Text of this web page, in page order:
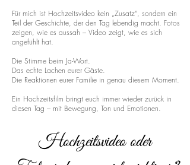
Für mich ist Hochzeitsvideo kein „Zusatz“, sondern ein
Teil der Geschichte, der den Tag lebendig macht. Fotos
zeigen, wie es aussah – Video zeigt, wie es sich
angefühlt hat.
Die Stimme beim Ja-Wort.
Das echte Lachen eurer Gäste.
Die Reaktionen eurer Familie in genau diesem Moment.
Ein Hochzeitsfilm bringt euch immer wieder zurück in
diesen Tag – mit Bewegung, Ton und Emotionen.
Hochzeitsvideo oder